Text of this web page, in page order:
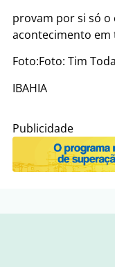
provam por si só
acontecimento em
Foto:Foto: Tim
IBAHIA
Publicidade